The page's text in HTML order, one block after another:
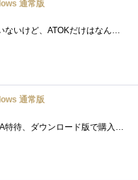
通常版
もう一太郎は使っていないけど、ATOKだけはなんだかんだで使っている。
通常版
バージョンアップAAA特待、ダウンロード版で購入2006から使い始めて、2008まではCD版を買ってたんだけど、アホらしくなったんで...電子辞書で広辞�...